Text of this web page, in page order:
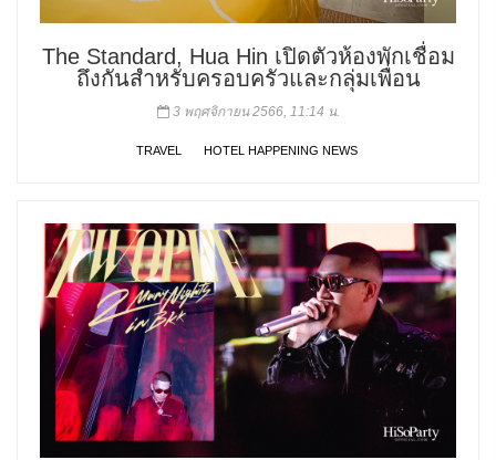
The Standard, Hua Hin เปิดตัวห้องพักเชื่อม
ถึงกันสำหรับครอบครัวและกลุ่มเพื่อน
3 พฤศจิกายน 2566, 11:14 น.
TRAVEL HOTEL HAPPENING NEWS